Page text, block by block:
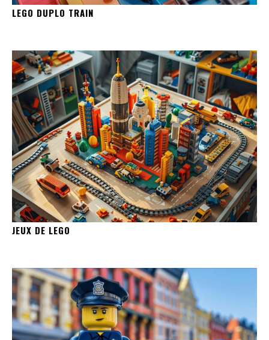
LEGO DUPLO TRAIN
JEUX DE LEGO